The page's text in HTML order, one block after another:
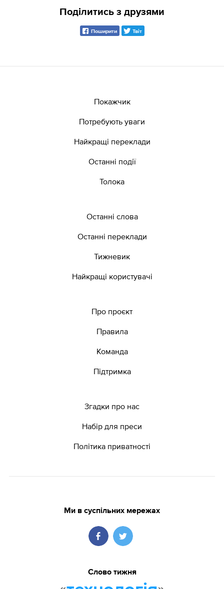
Поділитись з друзями
Поширити Твіт
Покажчик
Потребують уваги
Найкращі переклади
Останні події
Толока
Останні слова
Останні переклади
Тижневик
Найкращі користувачі
Про проєкт
Правила
Команда
Підтримка
Згадки про нас
Набір для преси
Політика приватності
Ми в суспільних мережах
Слово тижня